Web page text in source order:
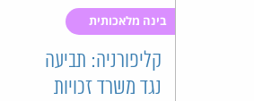
בינה מלאכותית
קליפורניה: תביעה
נגד משרד זכויות